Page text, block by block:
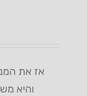
אז את
והיא